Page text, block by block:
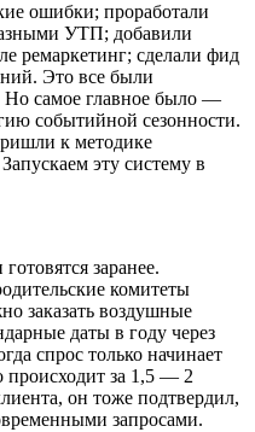
ошибки; проработали
УТП; добавили
ремаркетинг; сделали фид
Это все были
самое главное было —
событийной сезонности.
к методике
эту систему в
заранее.
комитеты
заказать воздушные
даты в году через
спрос только начинает
происходит за 1,5 — 2
он тоже подтвердил,
запросами.